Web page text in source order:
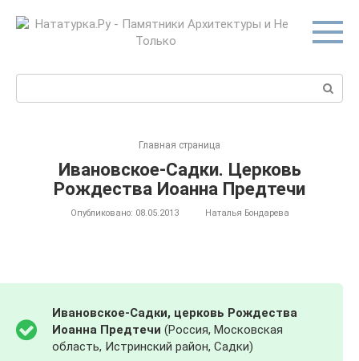
Главная страница
Ивановское-Садки. Церковь
Рождества Иоанна Предтечи
Опубликовано: 08.05.2013 Наталья Бондарева
Ивановское-Садки, церковь Рождества
Иоанна Предтечи (Россия, Московская
область, Истринский район, Садки)